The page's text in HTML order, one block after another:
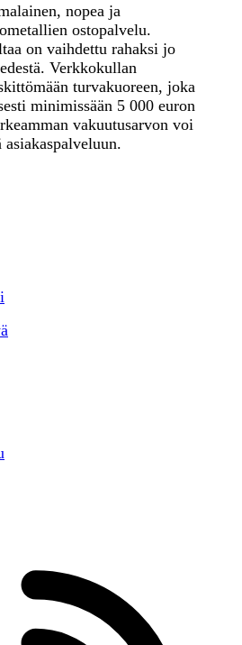
nopea ja
ostopalvelu.
on vaihdettu rahaksi jo
Verkkokullan
turvakuoreen, joka
minimissään 5 000 euron
vakuutusarvon voi